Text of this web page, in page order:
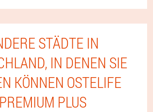
STÄDTE IN
IN DENEN SIE
KÖNNEN OSTELIFE
PREMIUM PLUS